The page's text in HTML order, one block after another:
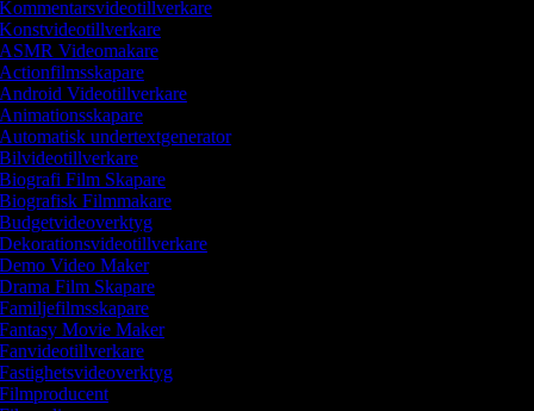
Videomakare
Videotillverkare
undertextgenerator
Film Skapare
Filmmakare
Video Maker
Film Skapare
Movie Maker